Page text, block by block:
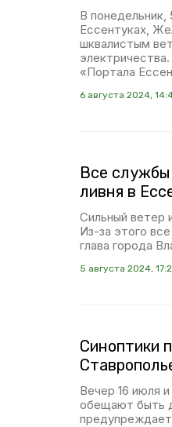
В понедельник,
Ессентуках,
шквалистым
«Портала
6 августа 2024,
Все службы
ливня в
Сильный ветер
Из-за этого
глава города
5 августа 2024,
Синоптики
Вечер 16 июля
обещают быть